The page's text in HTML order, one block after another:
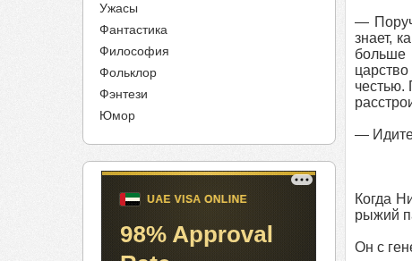
Ужасы
Фантастика
Философия
Фольклор
Фэнтези
Юмор
—
знает,
больше
честью.
—
Когда
рыжий
Он с